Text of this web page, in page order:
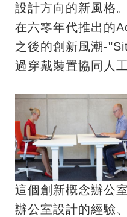
設計方向的新風格
在六零年代推出的
之後的創新風潮-
過穿戴裝置協同人
這個創新概念辦公
辦公室設計的經驗